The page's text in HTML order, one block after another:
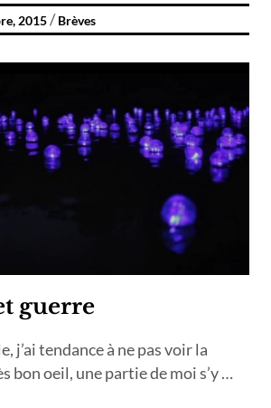
2015 Brèves
guerre
j’ai tendance à ne pas voir la
bon oeil, une partie de moi s’y …